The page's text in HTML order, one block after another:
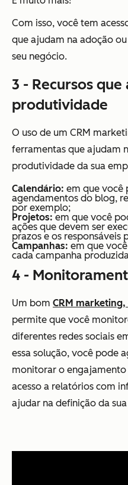
Com isso, você tem
que ajudam na adoção
seu negócio.
3 - Recursos
produtividade
O uso de um CRM
ferramentas que ajudam
produtividade da sua
Calendário: em que você
agendamentos do blog,
por exemplo;
Projetos: em que você
ações que devem ser
prazos e os responsáveis
Campanhas: em que
cada campanha
4 -
Um bom CRM
permite que você
diferentes redes sociais
essa solução, você pode
monitorar o engajamento
acesso a relatórios com
ajudar na definição da